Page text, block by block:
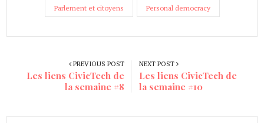
Parlement et citoyens Personal democracy
NEXT POST
Les liens CivicTech de
la semaine #10
PREVIOUS POST
Les liens CivicTech de
la semaine #8